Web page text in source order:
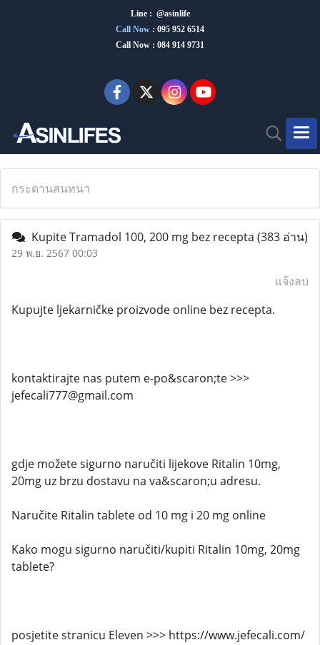
Line : @asinlife
Call Now : 095 952 6514
Call Now : 084 914 9731
กระดานสนทนา
Kupite Tramadol 100, 200 mg bez recepta (383 อ่าน)
29 พ.ย. 2567 00:03
แจ้งลบ
Kupujte ljekarničke proizvode online bez recepta.
kontaktirajte nas putem e-po&scaron;te >>>
jefecali777@gmail.com
gdje možete sigurno naručiti lijekove Ritalin 10mg,
20mg uz brzu dostavu na va&scaron;u adresu.
Naručite Ritalin tablete od 10 mg i 20 mg online
Kako mogu sigurno naručiti/kupiti Ritalin 10mg, 20mg
tablete?
posjetite stranicu Eleven >>> https://www.jefecali.com/